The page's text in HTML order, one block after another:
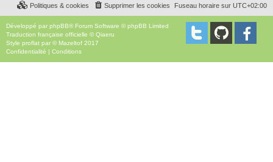
Fuseau horaire sur UTC+02:00
Supprimer les cookies
Politiques & cookies
Développé par phpBB® Forum Software © phpBB Limited
Traduction française officielle ©Qiaeru
Style proflat par © Mazeltof 2017
Confidentialité | Conditions